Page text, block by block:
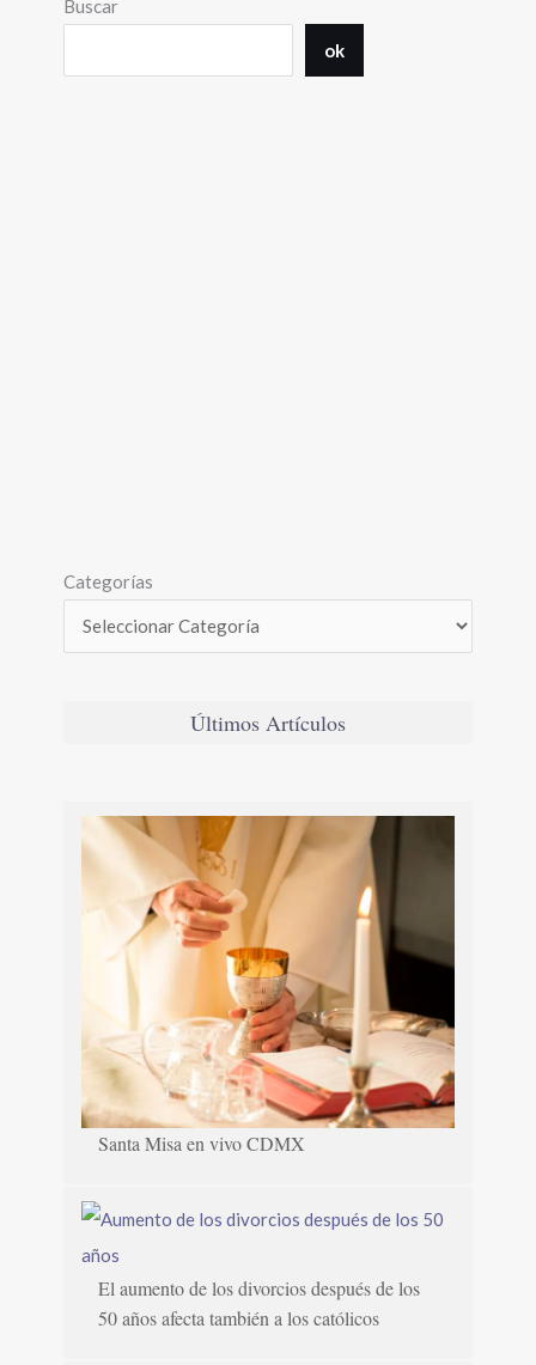
Buscar
ok
Categorías
Últimos Artículos
Santa Misa en vivo CDMX
El aumento de los divorcios después de los
50 años afecta también a los católicos